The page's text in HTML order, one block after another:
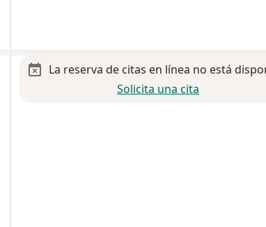
La reserva de citas en línea no está
Solicita una cita